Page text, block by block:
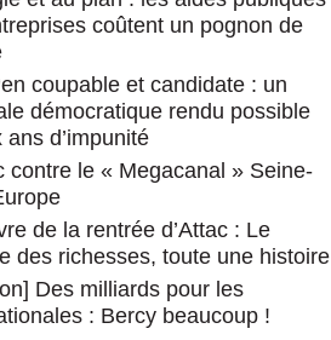
coûtent un pognon de
coupable et candidate : un
démocratique rendu possible
ans d’impunité
contre le « Megacanal » Seine-
de la rentrée d’Attac : Le
des richesses, toute une histoire
Des milliards pour les
: Bercy beaucoup !